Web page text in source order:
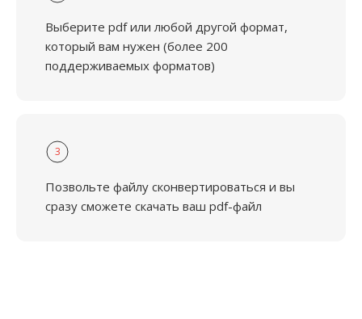
Выберите pdf или любой другой формат,
который вам нужен (более 200
поддерживаемых форматов)
3
Позвольте файлу сконвертироваться и вы
сразу сможете скачать ваш pdf-файл